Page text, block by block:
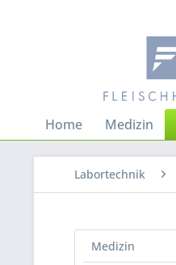
Home Medizin
Labortechnik
Medizin